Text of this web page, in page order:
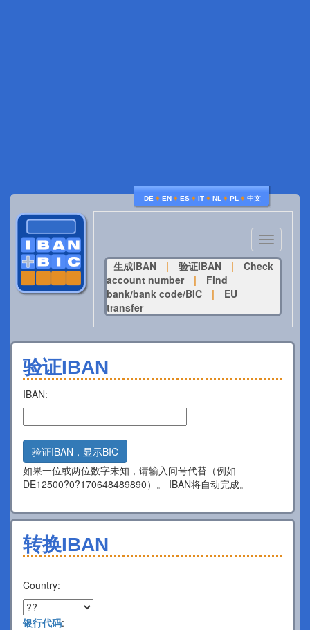
DE ♦ EN ♦ ES ♦ IT ♦ NL ♦ PL ♦ 中文
Toggle
navigation
生成IBAN
| 验证IBAN |
Check
account number
|
Find
bank/bank code/BIC
|
EU
transfer
验证IBAN
IBAN:
验证IBAN，显示BIC
如果一位或两位数字未知，请输入问号代替（例如
DE12500?0?170648489890）。 IBAN将自动完成。
转换IBAN
Country:
银行代码: